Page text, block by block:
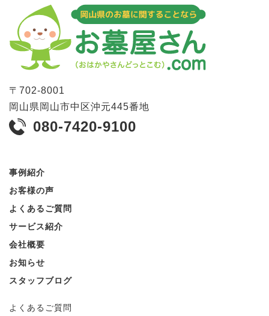
〒 702-8001
岡山県岡山市中区沖元445番地
080-7420-9100
事例紹介
お客様の声
よくあるご質問
サービス紹介
会社概要
お知らせ
スタッフブログ
よくあるご質問